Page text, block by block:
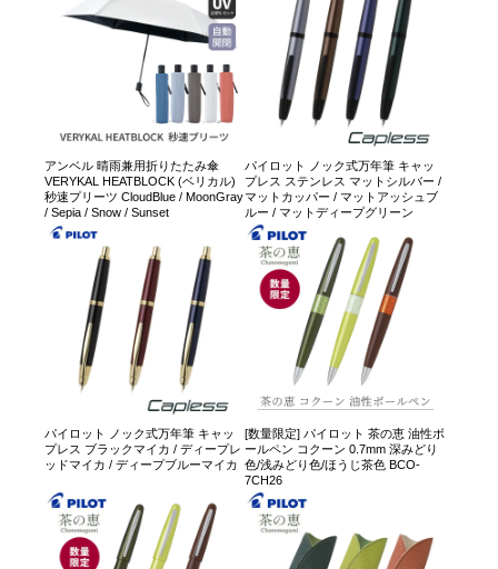
アンベル 晴雨兼用折りたたみ傘
VERYKAL HEATBLOCK (ベリカル)
秒速プリーツ CloudBlue / MoonGray
/ Sepia / Snow / Sunset
パイロット ノック式万年筆 キャッ
プレス ステンレス マットシルバー /
マットカッパー / マットアッシュブ
ルー / マットディープグリーン
パイロット ノック式万年筆 キャッ
プレス ブラックマイカ / ディープレ
ッドマイカ / ディープブルーマイカ
[数量限定] パイロット 茶の恵 油性ボ
ールペン コクーン 0.7mm 深みどり
色/浅みどり色/ほうじ茶色 BCO-
7CH26